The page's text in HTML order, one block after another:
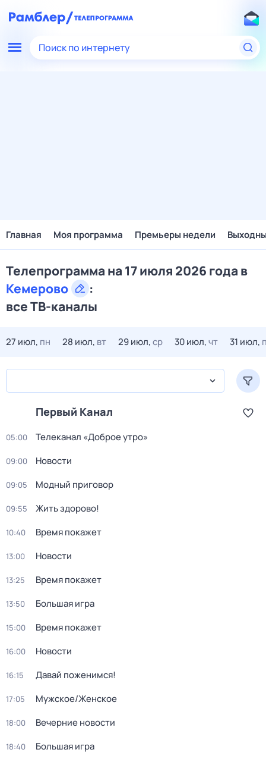
Поиск по интернету
Главная Моя программа Премьеры недели
Телепрограмма на 17 июля 2026 года в
Кемерово
:
все ТВ-каналы
27 июл, пн 28 июл, вт 29 июл,ср 30 июл,чт 31 июл,
Первый Канал
05:00 Телеканал «Доброе утро»
09:00 Новости
09:05 Модный приговор
09:55 Жить здорово!
10:40 Время покажет
13:00 Новости
13:25 Время покажет
13:50 Большая игра
15:00 Время покажет
16:00 Новости
16:15 Давай поженимся!
17:05 Мужское/Женское
18:00 Вечерние новости
18:40 Большая игра